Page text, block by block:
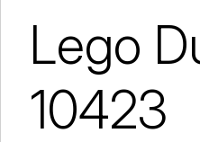
Lego
10423